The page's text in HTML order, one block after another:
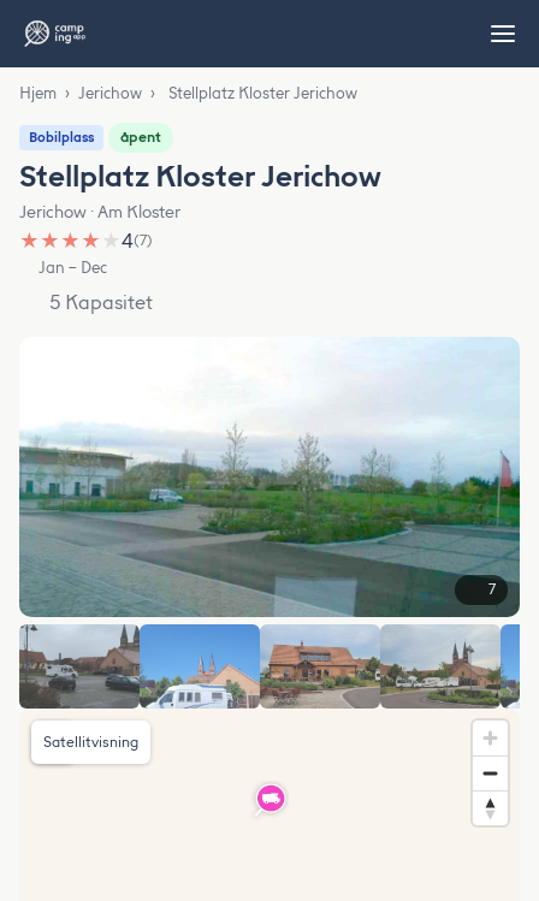
Hjem › Jerichow › Stellplatz Kloster Jerichow
Bobilplass åpent
Stellplatz Kloster Jerichow
Jerichow · Am Kloster
★ ★ ★ ★ ★4(7)
Jan – Dec
5 Kapasitet
7
Satellitvisning